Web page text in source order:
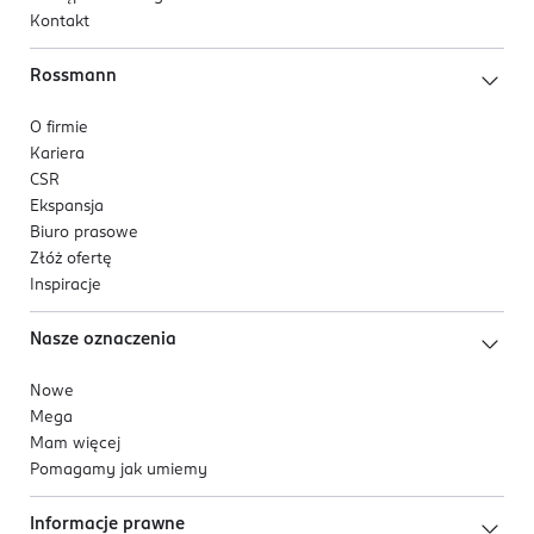
działaniu wygładzającym skórę, poprawiającym
jej koloryt i likwidującym przebarwienia. Odnawia
włókna kolagenu i elastyny, dzięki czemu
aplikacji przywraca spojrzeniu świeżość i
Algi Laminaria pozyskiwane z mórz północnych,
pobudzają intensywne procesy regeneracyjne
uszczelnia naczynka krwionośne oraz powoduje
ich obkurczanie, dzięki czemu likwiduje obrzęki i
mikrokrążenie i widocznie poprawia koloryt
Kontakt
Rossmann
O firmie
Kariera
CSR
Ekspansja
Biuro prasowe
Złóż ofertę
Inspiracje
Nasze oznaczenia
Nowe
Mega
Mam więcej
Pomagamy jak umiemy
Informacje prawne